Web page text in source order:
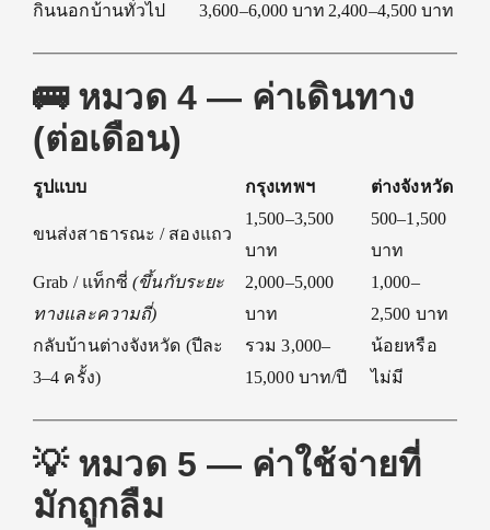
กินนอกบ้านทั่วไป
3,600–6,000 บาท 2,400–4,500 บาท
🚌 หมวด 4 — ค่าเดินทาง
(ต่อเดือน)
รูปแบบ กรุงเทพฯ ต่างจังหวัด
ขนส่งสาธารณะ / สองแถว
1,500–3,500
บาท
500–1,500
บาท
Grab / แท็กซี่(ขึ้นกับระยะ
ทางและความถี่)
2,000–5,000
บาท
1,000–
2,500 บาท
กลับบ้านต่างจังหวัด (ปีละ
3–4 ครั้ง)
รวม 3,000–
15,000 บาท/ปี
น้อยหรือ
ไม่มี
💡 หมวด 5 — ค่าใช้จ่ายที่
มักถูกลืม